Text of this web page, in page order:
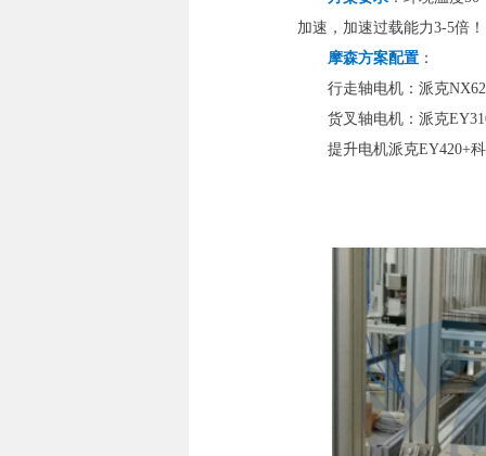
加速，加速过载能力3-5倍！
摩森方案配置 ：
行走轴电机：派克
货叉轴电机：派克
提升电机派克EY420+